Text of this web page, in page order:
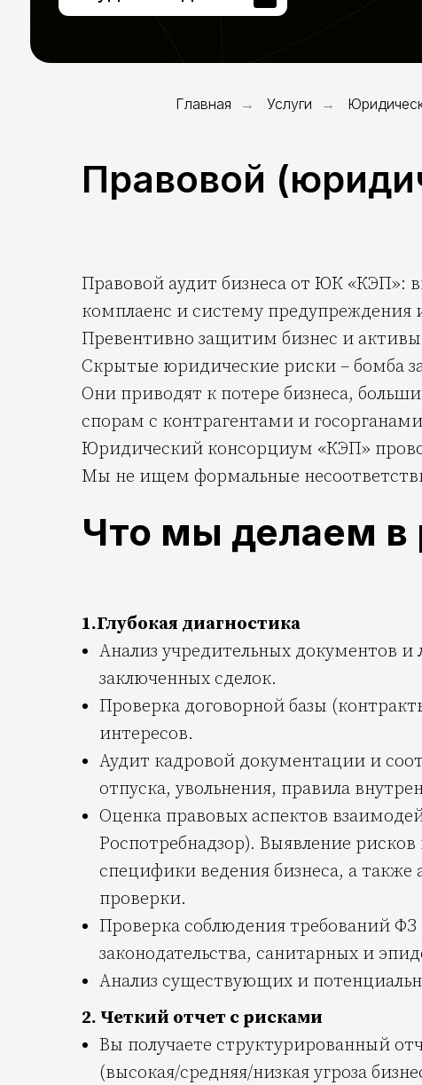
Главная → Услуги →
Правовой
Правовой аудит бизнеса от ЮК
комплаенс и систему предупреждения
Превентивно защитим бизнес и
Скрытые юридические риски – бомба
Они приводят к потере бизнеса,
спорам с контрагентами и
Юридический консорциум «КЭП»
Мы не ищем формальные
Что мы делаем в
1.Глубокая диагностика
Анализ учредительных документов
заключенных сделок.
Проверка договорной базы
интересов.
Аудит кадровой документации и
отпуска, увольнения, правила
Оценка правовых аспектов
Роспотребнадзор). Выявление
специфики ведения бизнеса, а
проверки.
Проверка соблюдения требований
законодательства, санитарных и
Анализ существующих и
2. Четкий отчет с рисками
Вы получаете структурированный
(высокая/средняя/низкая угроза